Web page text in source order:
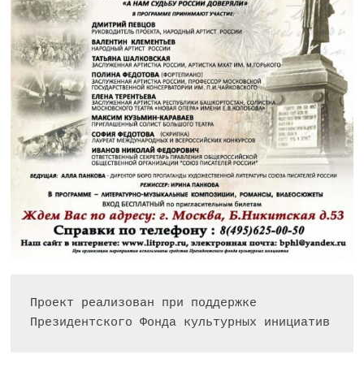
Проект реализован при поддержке
Президентского Фонда культурных инициатив